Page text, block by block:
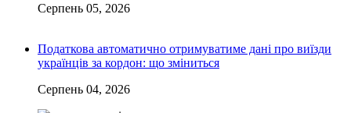
Серпень 05, 2026
Податкова автоматично отримуватиме дані про виїзди
українців за кордон: що зміниться
Серпень 04, 2026